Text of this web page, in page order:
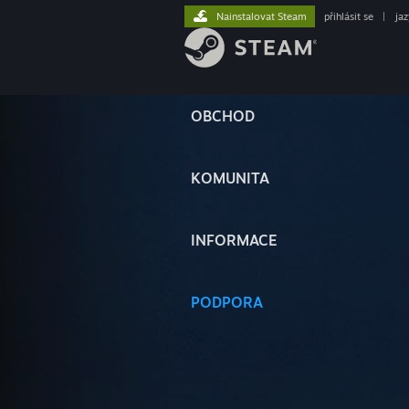
OBCHOD
KOMUNITA
INFORMACE
PODPORA
Nainstalovat Steam přihlásit se